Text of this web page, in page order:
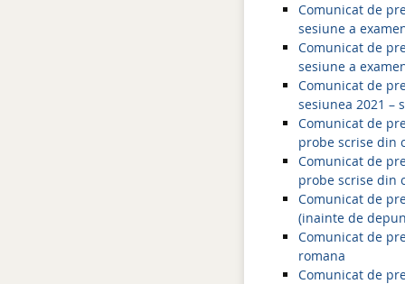
Comunicat de
sesiune a
Comunicat de
sesiune a
Comunicat de
sesiunea 2021
Comunicat de
probe scrise din
Comunicat de
probe scrise din
Comunicat de
(inainte de
Comunicat de
romana
Comunicat de